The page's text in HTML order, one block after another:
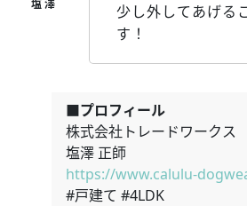
少し外してあげる
す！
■プロフィール
株式会社トレードワークス
塩澤 正師
https://www.calulu-
#戸建て #4LDK